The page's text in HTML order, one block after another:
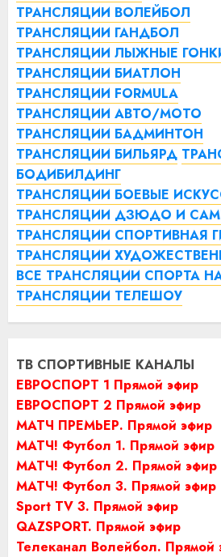
ТРАНСЛЯЦИИ ВОЛЕЙБОЛ
ТРАНСЛЯЦИИ ГАНДБОЛ
ТРАНСЛЯЦИИ ЛЫЖНЫЕ
ТРАНСЛЯЦИИ БИАТЛОН
ТРАНСЛЯЦИИ FORMULA
ТРАНСЛЯЦИИ АВТО/МОТО
ТРАНСЛЯЦИИ БАДМИНТОН
ТРАНСЛЯЦИИ БИЛЬЯРД
БОДИБИЛДИНГ
ТРАНСЛЯЦИИ БОЕВЫЕ
ТРАНСЛЯЦИИ ДЗЮДО И
ТРАНСЛЯЦИИ СПОРТИВНАЯ
ТРАНСЛЯЦИИ
ВСЕ ТРАНСЛЯЦИИ СПОРТА
ТРАНСЛЯЦИИ ТЕЛЕШОУ
ТВ СПОРТИВНЫЕ КАНАЛЫ
ЕВРОСПОРТ 1 Прямой эфир
ЕВРОСПОРТ 2 Прямой эфир
МАТЧ ПРЕМЬЕР. Прямой эфир
МАТЧ! Футбол 1. Прямой эфир
МАТЧ! Футбол 2. Прямой эфир
МАТЧ! Футбол 3. Прямой эфир
Sport TV 3. Прямой эфир
QAZSPORT. Прямой эфир
Телеканал Волейбол. Прямой